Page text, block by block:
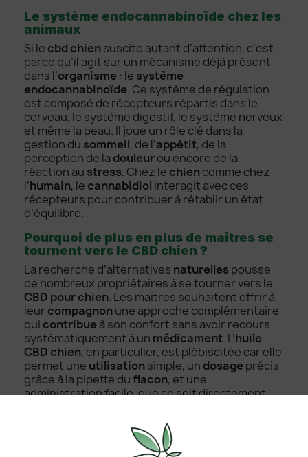
Le système endocannabinoïde chez les
animaux
Si le cbd chiensuscite autant d’attention, c’est
parce qu’il agit sur un mécanisme déjà présent
dans l’organisme : le système
endocannabinoïde. Ce système de régulation
est composé de récepteurs répartis dans le
cerveau, le système digestif, le système nerveux
et même la peau. Il joue un rôle clé dans la
gestion du sommeil, de l’appétit, de la
perception de la douleurou encore de la
réaction au stress. Chez le chiencomme chez
l’humain, le cannabidiol interagit avec ces
récepteurs pour contribuer à rétablir un état
d’équilibre.
Pourquoi de plus en plus de maîtres se
tournent vers le CBD chien ?
La recherche d’alternatives naturelles pousse
de nombreux propriétaires à se tourner vers le
CBD pour chien. Les maîtres souhaitent offrir à
leur compagnonune approche complémentaire
qui contribue à son confort sans avoir recours
systématiquement à un médicament. L’huile
CBD chien, en particulier, est plébiscitée car elle
permet une utilisationsimple, un dosage précis
grâce à la pipette duflacon, et une
administration facile, que ce soit directement
Le marché propose aujourd’hui différents
produits CBD pour animaux